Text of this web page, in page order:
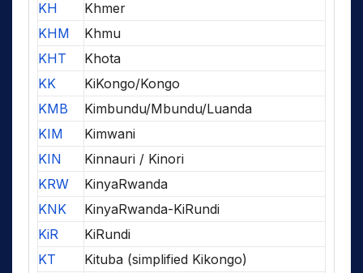
KH
Khmer
KHM
Khmu
KHT
Khota
KK
KiKongo/Kongo
KMB
Kimbundu/Mbundu/Luanda
KIM
Kimwani
KIN
Kinnauri / Kinori
KRW
KinyaRwanda
KNK
KinyaRwanda-KiRundi
KiR
KiRundi
KT
Kituba (simplified Kikongo)